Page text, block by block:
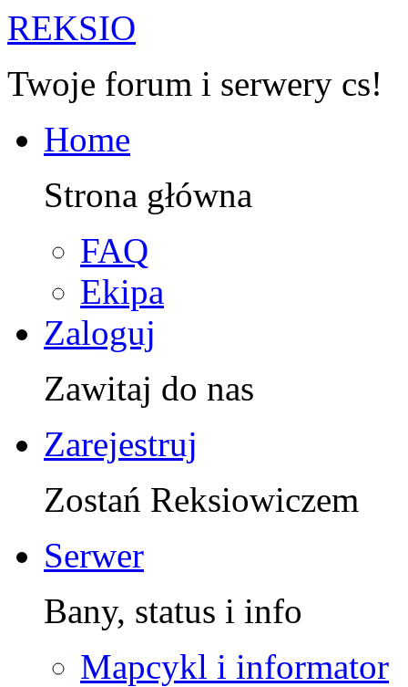
REKSIO
Twoje forum i serwery cs!
Home
Strona główna
FAQ
Ekipa
Zaloguj
Zawitaj do nas
Zarejestruj
Zostań Reksiowiczem
Serwer
Bany, status i info
Mapcykl i informator